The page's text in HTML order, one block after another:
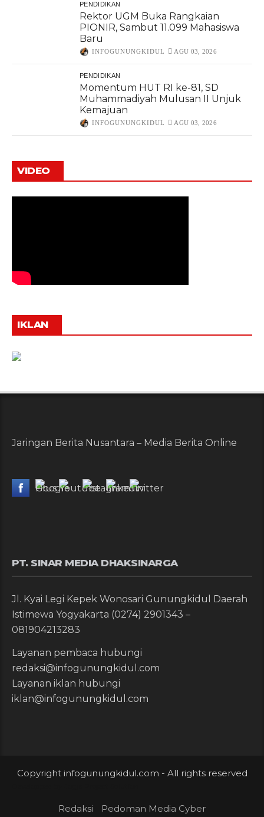
PENDIDIKAN
Rektor UGM Buka Rangkaian
PIONIR, Sambut 11.099 Mahasiswa
Baru
INFOGUNUNGKIDUL AGU 03, 2026
PENDIDIKAN
Momentum HUT RI ke-81, SD
Muhammadiyah Mulusan II Unjuk
Kemajuan
INFOGUNUNGKIDUL AGU 03, 2026
VIDEO
IKLAN
Jaringan Berita Nusantara – Media Berita Online
PT. SINAR MEDIA DHAKSINARGA
Jl. Kyai Legi Kepek Wonosari Gunungkidul Daerah
Istimewa Yogyakarta (0274) 2901343 –
081904213283
Layanan pembaca hubungi
redaksi@infogunungkidul.com
Layanan iklan hubungi
iklan@infogunungkidul.com
Copyright infogunungkidul.com - All rights reserved
Redaksi Pedoman Media Cyber